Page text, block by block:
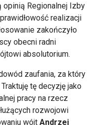
Regionalnej Izby
realizacji
zakończyło
obecni radni
absolutorium.
zaufania, za który
tę decyzję jako
pracy na rzecz
rozwojowi
wójt Andrzej